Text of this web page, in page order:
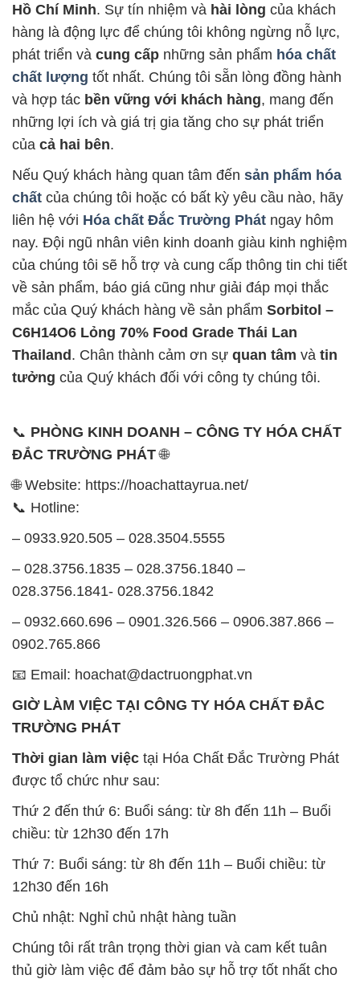
Hồ Chí Minh. Sự tín nhiệm và hài lòng của khách
hàng là động lực để chúng tôi không ngừng nỗ lực,
phát triển và cung cấp những sản phẩm hóa chất
chất lượng tốt nhất. Chúng tôi sẵn lòng đồng hành
và hợp tác bền vững với khách hàng, mang đến
những lợi ích và giá trị gia tăng cho sự phát triển
của cả hai bên.
Nếu Quý khách hàng quan tâm đến sản phẩm hóa
chất của chúng tôi hoặc có bất kỳ yêu cầu nào, hãy
liên hệ với Hóa chất Đắc Trường Phát ngay hôm
nay. Đội ngũ nhân viên kinh doanh giàu kinh nghiệm
của chúng tôi sẽ hỗ trợ và cung cấp thông tin chi tiết
về sản phẩm, báo giá cũng như giải đáp mọi thắc
mắc của Quý khách hàng về sản phẩm Sorbitol –
C6H14O6 Lỏng 70% Food Grade Thái Lan
Thailand. Chân thành cảm ơn sự quan tâm và tin
tưởng của Quý khách đối với công ty chúng tôi.
📞 PHÒNG KINH DOANH – CÔNG TY HÓA CHẤT
ĐẮC TRƯỜNG PHÁT🌐
🌐 Website: https://hoachattayrua.net/
📞 Hotline:
– 0933.920.505 – 028.3504.5555
– 028.3756.1835 – 028.3756.1840 –
028.3756.1841- 028.3756.1842
– 0932.660.696 – 0901.326.566 – 0906.387.866 –
0902.765.866
📧 Email: hoachat@dactruongphat.vn
GIỜ LÀM VIỆC TẠI CÔNG TY HÓA CHẤT ĐẮC
TRƯỜNG PHÁT
Thời gian làm việc tại Hóa Chất Đắc Trường Phát
được tổ chức như sau:
Thứ 2 đến thứ 6: Buổi sáng: từ 8h đến 11h – Buổi
chiều: từ 12h30 đến 17h
Thứ 7: Buổi sáng: từ 8h đến 11h – Buổi chiều: từ
12h30 đến 16h
Chủ nhật: Nghỉ chủ nhật hàng tuần
Chúng tôi rất trân trọng thời gian và cam kết tuân
thủ giờ làm việc để đảm bảo sự hỗ trợ tốt nhất cho